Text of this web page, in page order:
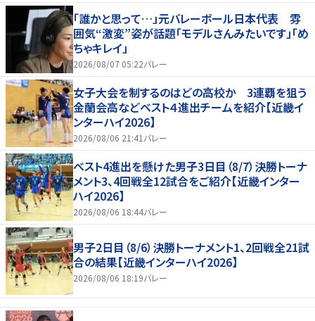
「誰かと思って…」元バレーボール日本代表 雰
囲気“激変”姿が話題「モデルさんみたいです」「め
ちゃキレイ」
2026/08/07 05:22バレー
女子大会を制するのはどの高校か 3連覇を狙う
金蘭会高などベスト４進出チームを紹介【近畿イ
ンターハイ2026】
2026/08/06 21:41 バレー
ベスト4進出を懸けた男子3日目（8/7）決勝トーナ
メント3、4回戦全12試合をご紹介【近畿インター
ハイ2026】
2026/08/06 18:44バレー
男子2日目（8/6）決勝トーナメント1、2回戦全21試
合の結果【近畿インターハイ2026】
2026/08/06 18:19バレー